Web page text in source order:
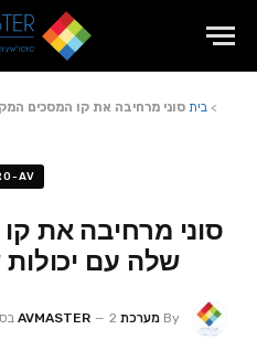
> בית סוני מרחיבה את קו המסכים
AV
סוני מרחיבה את
שלה עם יכולות
By מערכת AVMASTER 2 בספטמבר 2021